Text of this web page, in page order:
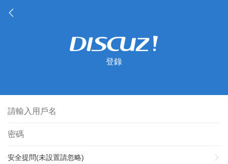
登錄
安全提問(未設置請忽略)